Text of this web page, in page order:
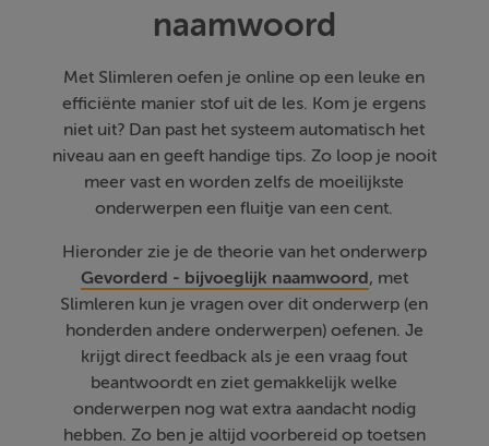
naamwoord
Met Slimleren oefen je online op een leuke en
efficiënte manier stof uit de les. Kom je ergens
niet uit? Dan past het systeem automatisch het
niveau aan en geeft handige tips. Zo loop je nooit
meer vast en worden zelfs de moeilijkste
onderwerpen een fluitje van een cent.
Hieronder zie je de theorie van het onderwerp
Gevorderd - bijvoeglijk naamwoord, met
Slimleren kun je vragen over dit onderwerp (en
honderden andere onderwerpen) oefenen. Je
krijgt direct feedback als je een vraag fout
beantwoordt en ziet gemakkelijk welke
onderwerpen nog wat extra aandacht nodig
hebben. Zo ben je altijd voorbereid op toetsen